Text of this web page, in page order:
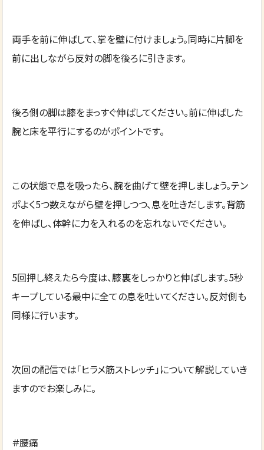
両手を前に伸ばして、掌を壁に付けましょう。同時に片脚を
前に出しながら反対の脚を後ろに引きます。
後ろ側の脚は膝をまっすぐ伸ばしてください。前に伸ばした
腕と床を平行にするのがポイントです。
この状態で息を吸ったら、腕を曲げて壁を押しましょう。テン
ポよく5つ数えながら壁を押しつつ、息を吐きだします。背筋
を伸ばし、体幹に力を入れるのを忘れないでください。
5回押し終えたら今度は、膝裏をしっかりと伸ばします。5秒
キープしている最中に全ての息を吐いてください。反対側も
同様に行います。
次回の配信では「ヒラメ筋ストレッチ」について解説していき
ますのでお楽しみに。
＃腰痛